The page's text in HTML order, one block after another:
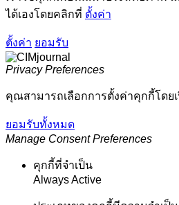
ได้เองโดยคลิกที่ ตั้งค่า
ตั้งค่า ยอมรับ
Privacy Preferences
คุณสามารถเลือกการตั้งค่าคุกกี้โดย
ยอมรับทั้งหมด
Manage Consent Preferences
คุกกี้ที่จำเป็น
Always Active